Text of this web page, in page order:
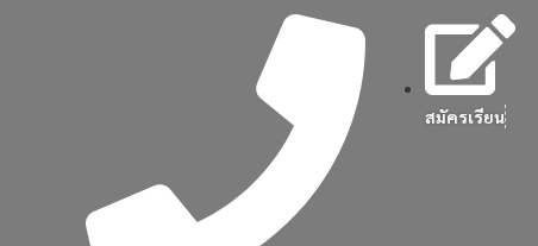
สมัครเรียน